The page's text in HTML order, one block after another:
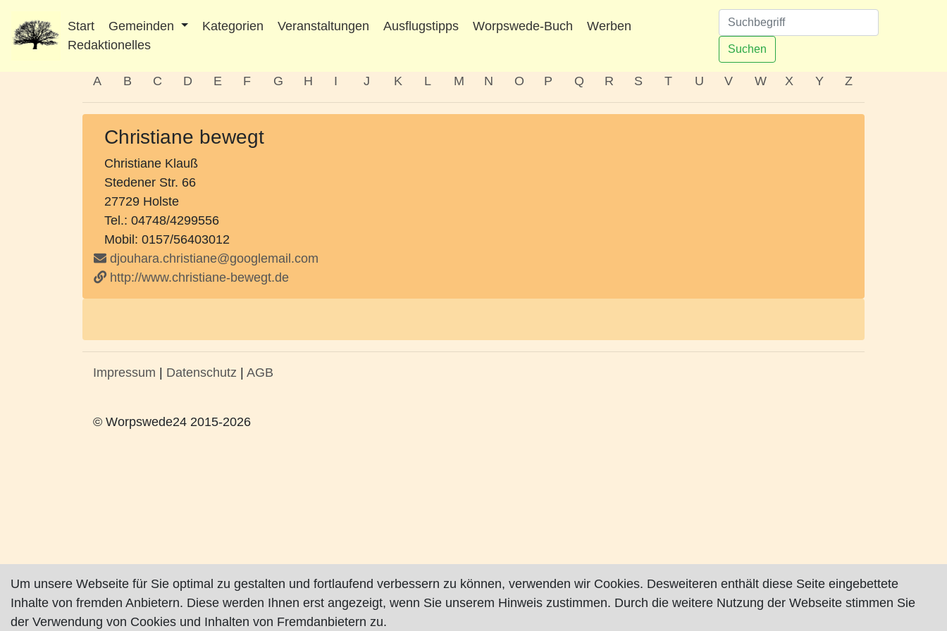
Start Gemeinden Kategorien Veranstaltungen Ausflugstipps Worpswede-Buch
Werben
Redaktionelles
Suchen
A B C D E F G H I J K L M N O P Q R S T U V W X Y Z
Christiane bewegt
Christiane Klauß
Stedener Str. 66
27729 Holste
Tel.: 04748/4299556
Mobil: 0157/56403012
djouhara.christiane@googlemail.com
http://www.christiane-bewegt.de
Impressum Datenschutz AGB
© Worpswede24 2015-2026
Um unsere Webseite für Sie optimal zu gestalten und fortlaufend verbessern zu können, verwenden wir Cookies. Desweiteren enthält diese Seite eingebettete
Inhalte von fremden Anbietern. Diese werden Ihnen erst angezeigt, wenn Sie unserem Hinweis zustimmen. Durch die weitere Nutzung der Webseite stimmen Sie
der Verwendung von Cookies und Inhalten von Fremdanbietern zu.